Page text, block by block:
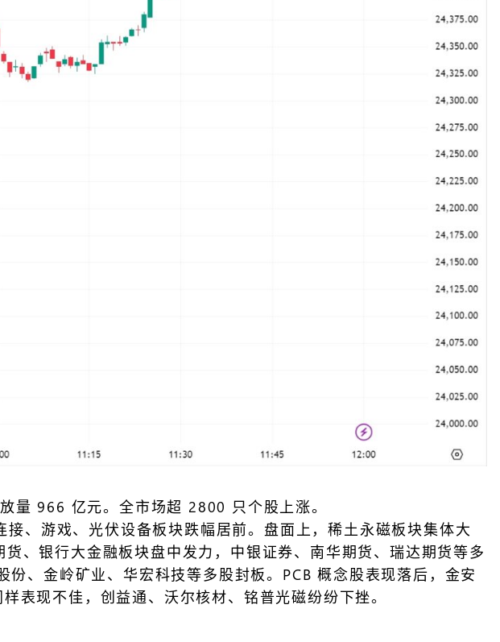
量 966 亿元。全市场超 2800 只个股上涨。
、游戏、光伏设备板块跌幅居前。盘面上，稀土永磁板块集体大
、银行大金融板块盘中发力，中银证券、南华期货、瑞达期货等多
、金岭矿业、华宏科技等多股封板。PCB 概念股表现落后，金安
表现不佳，创益通、沃尔核材、铭普光磁纷纷下挫。